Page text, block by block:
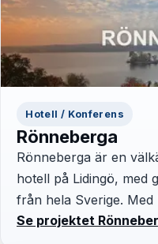
Hotell / Konferens
Rönneberga
Rönneberga är en
hotell på Lidingö, med
från hela Sverige. Med
Se projektet